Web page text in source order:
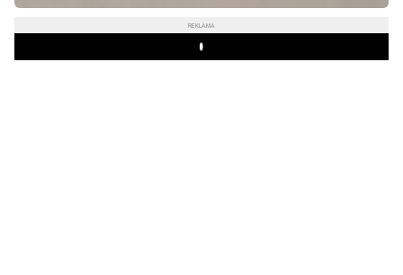
REKLAMA
Play